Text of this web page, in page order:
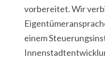
vorbereitet. Wir
einem